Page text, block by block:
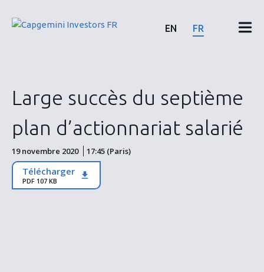
content
Calendrier & communiqués
Actionnaires
Actions & Obligations
EN FR
Large succès du septième
plan d’actionnariat salarié
19 novembre 2020 17:45 (Paris)
Télécharger
PDF 107 KB